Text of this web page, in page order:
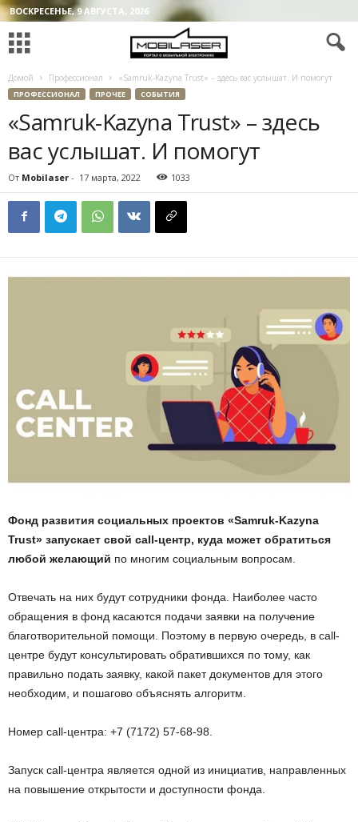
ВОСКРЕСЕНЬЕ, 9 АВГУСТА, 2026
Домой Профессионал «Samruk-Kazyna Trust» – здесь вас услышат. И помогут
ПРОФЕССИОНАЛ ПРОЧЕЕ СОБЫТИЯ
«Samruk-Kazyna Trust» – здесь
вас услышат. И помогут
От Mobilaser - 17 марта, 2022 1033
Фонд развития социальных проектов «Samruk-Kazyna
Trust» запускает свой сall-центр, куда может обратиться
любой желающий по многим социальным вопросам.
Отвечать на них будут сотрудники фонда. Наиболее часто
обращения в фонд касаются подачи заявки на получение
благотворительной помощи. Поэтому в первую очередь, в сall-
центре будут консультировать обратившихся по тому, как
правильно подать заявку, какой пакет документов для этого
необходим, и пошагово объяснять алгоритм.
Номер сall-центра: +7 (7172) 57-68-98.
Запуск сall-центра является одной из инициатив, направленных
на повышение открытости и доступности фонда.